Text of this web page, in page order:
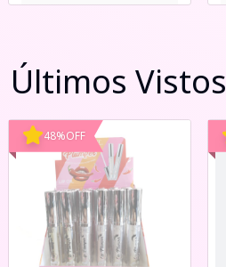
Últimos Vistos
48%OFF